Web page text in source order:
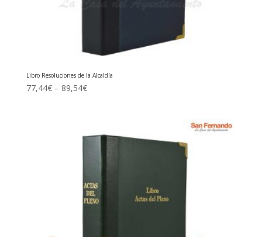
Libro Resoluciones de la Alcaldía
77,44€– 89,54€